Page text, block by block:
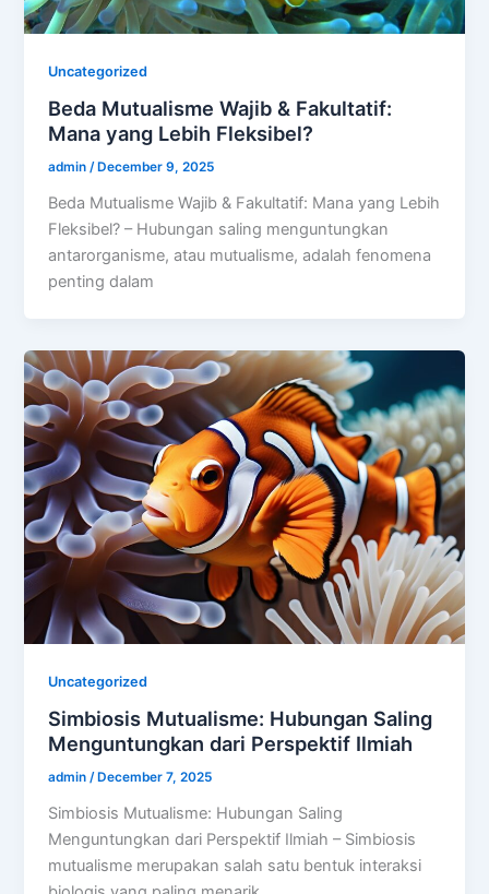
Uncategorized
Beda Mutualisme Wajib & Fakultatif:
Mana yang Lebih Fleksibel?
admin/ December 9, 2025
Beda Mutualisme Wajib & Fakultatif: Mana yang Lebih
Fleksibel? – Hubungan saling menguntungkan
antarorganisme, atau mutualisme, adalah fenomena
penting dalam
Uncategorized
Simbiosis Mutualisme: Hubungan Saling
Menguntungkan dari Perspektif Ilmiah
admin/ December 7, 2025
Simbiosis Mutualisme: Hubungan Saling
Menguntungkan dari Perspektif Ilmiah – Simbiosis
mutualisme merupakan salah satu bentuk interaksi